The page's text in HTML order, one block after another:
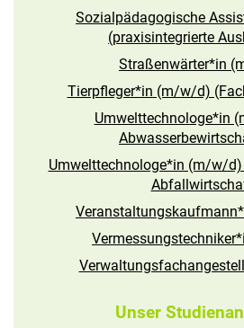
Sozialpädagogische
(praxisintegrierte
Straßenwärter*in
Tierpfleger*in (m/w/d)
Umwelttechnologe*in
Umwelttechnologe*in (m/w/
Unser